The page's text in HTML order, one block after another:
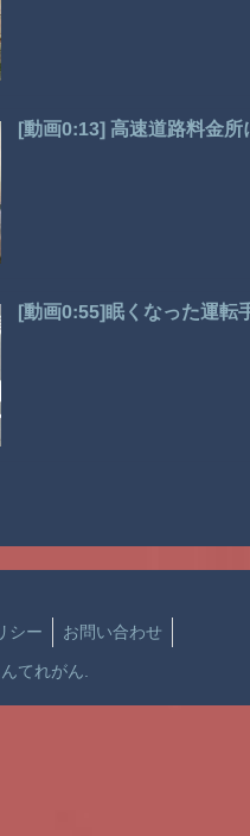
[動画0:13] 高速道路料金
[動画0:55]眠くなった運転
シー お問い合わせ
てれがん.